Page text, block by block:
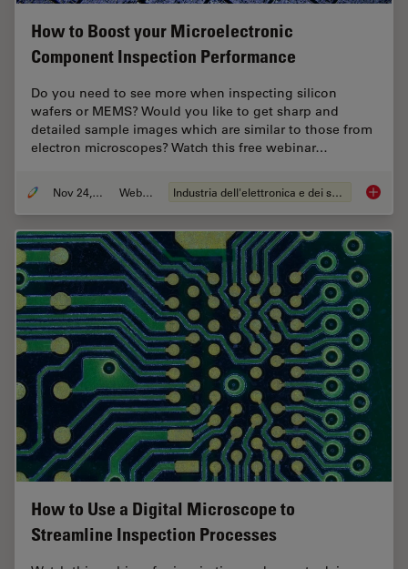
How to Boost your Microelectronic
Component Inspection Performance
Do you need to see more when inspecting silicon
wafers or MEMS? Would you like to get sharp and
detailed sample images which are similar to those from
electron microscopes? Watch this free webinar…
Nov 24, 2021 Webinar: Industria dell'elettronica e dei semiconduttori How to
How to Use a Digital Microscope to
Streamline Inspection Processes